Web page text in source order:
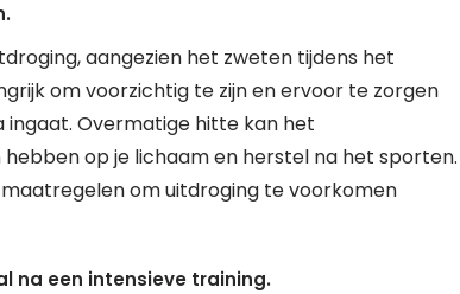
aangezien het zweten tijdens het
om voorzichtig te zijn en ervoor te zorgen
Overmatige hitte kan het
op je lichaam en herstel na het sporten.
om uitdroging te voorkomen
na een intensieve training.